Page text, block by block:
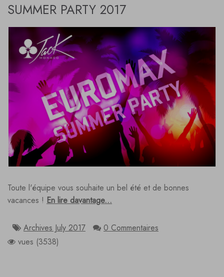
SUMMER PARTY 2017
Toute l'équipe vous souhaite un bel été et de bonnes
vacances ! En lire davantage...
Archives July 2017
0 Commentaires
vues (3538)